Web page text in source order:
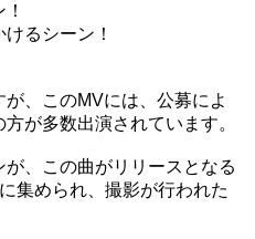
るシーン！
、このMVには、公募によ
が多数出演されています。
、この曲がリリースとなる
集められ、撮影が行われた